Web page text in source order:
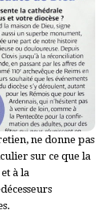
ne donne pas
sur ce que la
à la